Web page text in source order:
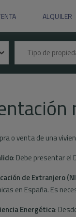
ALQUILER
Tipo de
o venta de una
: Debe presentar el
de Extranjero
en España. Es
Energética: